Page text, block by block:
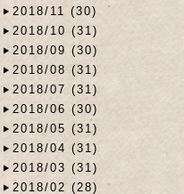
2018/11 (30)
2018/10 (31)
2018/09 (30)
2018/08 (31)
2018/07 (31)
2018/06 (30)
2018/05 (31)
2018/04 (31)
2018/03 (31)
2018/02 (28)